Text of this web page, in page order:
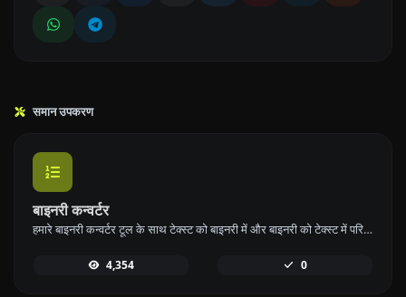
समान उपकरण
बाइनरी कन्वर्टर
हमारे बाइनरी कन्वर्टर टूल के साथ टेक्स्ट को बाइनरी में और बाइनरी को टेक्स्ट में परिवर्तित करें, ताकि डेटा को कुशलतापूर्वक एन्कोड और डिकोड किया जा सके।
4,354 0